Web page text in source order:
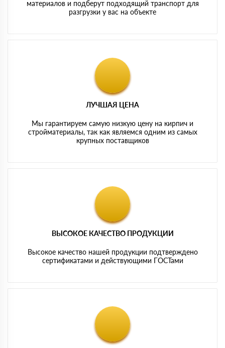
материалов и подберут подходящий транспорт для
разгрузки у вас на объекте
ЛУЧШАЯ ЦЕНА
Мы гарантируем самую низкую цену на кирпич и
стройматериалы, так как являемся одним из самых
крупных поставщиков
ВЫСОКОЕ КАЧЕСТВО ПРОДУКЦИИ
Высокое качество нашей продукции подтверждено
сертификатами и действующими ГОСТами